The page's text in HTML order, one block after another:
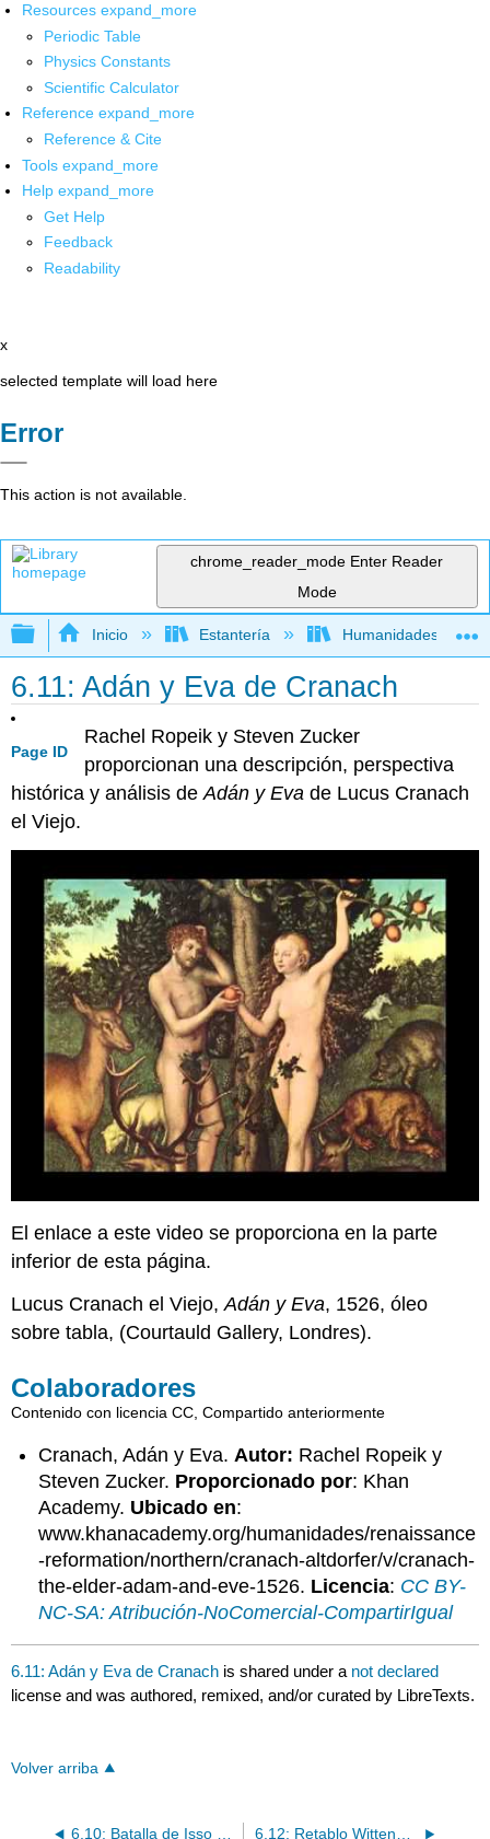
Resources expand_more
Periodic Table
Physics Constants
Scientific Calculator
Reference expand_more
Reference & Cite
Tools expand_more
Help expand_more
Get Help
Feedback
Readability
x
selected template will load here
Error
This action is not available.
chrome_reader_mode Enter Reader
Mode
Expandir/contraer jerarquía global
Inicio Estantería Humanidades
6.11: Adán y Eva de Cranach
Page ID
Rachel Ropeik y Steven Zucker
proporcionan una descripción, perspectiva
histórica y análisis deAdán y Eva de Lucus Cranach
el Viejo.
El enlace a este video se proporciona en la parte
inferior de esta página.
Lucus Cranach el Viejo,Adán y Eva, 1526, óleo
sobre tabla, (Courtauld Gallery, Londres).
Colaboradores
Contenido con licencia CC, Compartido anteriormente
Cranach, Adán y Eva. Autor: Rachel Ropeik y
Steven Zucker. Proporcionado por: Khan
Academy. Ubicado en:
www.khanacademy.org/humanidades/renaissance
-reformation/northern/cranach-altdorfer/v/cranach-
the-elder-adam-and-eve-1526. Licencia: CC BY-
NC-SA: Atribución-NoComercial-CompartirIgual
6.11: Adán y Eva de Cranach is shared under a not declared
license and was authored, remixed, and/or curated by LibreTexts.
Volver arriba
6.10: Batalla de Isso de Altdorfer 6.12: Retablo Wittenberg de Cranach